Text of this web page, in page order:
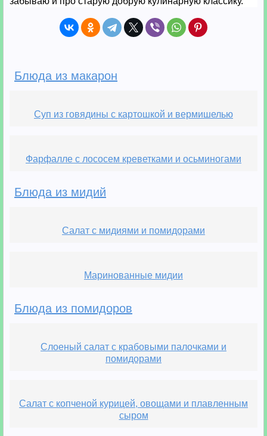
Блюда из макарон
Суп из говядины с картошкой и вермишелью
Фарфалле с лососем креветками и осьминогами
Блюда из мидий
Салат с мидиями и помидорами
Маринованные мидии
Блюда из помидоров
Слоеный салат с крабовыми палочками и
помидорами
Салат с копченой курицей, овощами и плавленным
сыром